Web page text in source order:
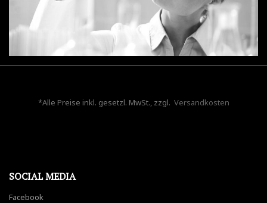
*Alle Preise inkl. gesetzl. MwSt., zzgl. Versandkosten
SOCIAL MEDIA
Facebook